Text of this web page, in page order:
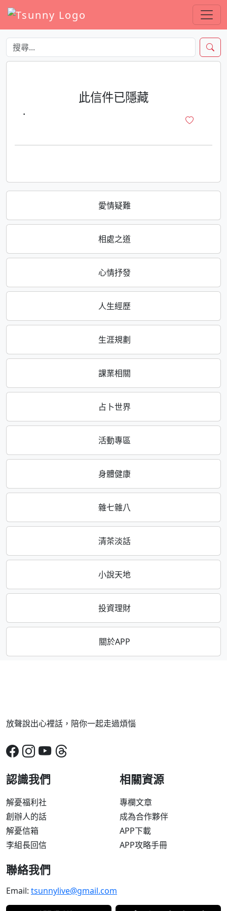
愛情疑難
相處之道
心情抒發
人生經歷
生涯規劃
課業相關
占卜世界
活動專區
身體健康
雜七雜八
清茶淡話
小說天地
投資理財
關於APP
此信件已隱藏
·
放聲說出心裡話，陪你一起走過煩惱
認識我們
解憂福利社
創辦人的話
解憂信箱
李組長回信
相關資源
專欄文章
成為合作夥伴
APP下載
APP攻略手冊
聯絡我們
Email: tsunnylive@gmail.com